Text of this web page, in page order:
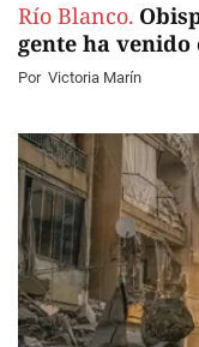
Río Blanco.
gente ha
Por Victoria Marín